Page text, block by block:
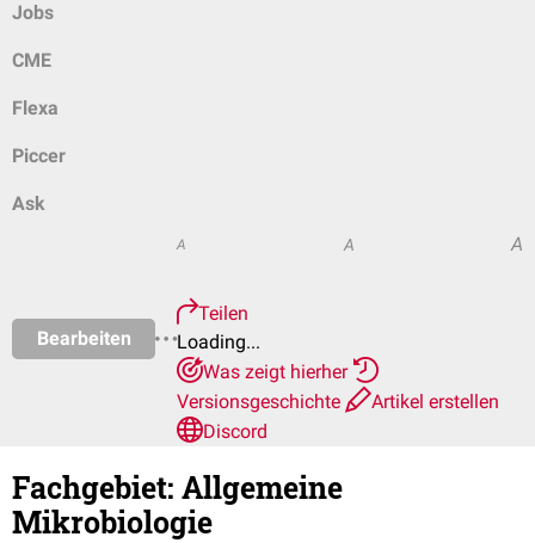
Jobs
CME
Flexa
Piccer
Ask
Bearbeiten
A A A
Teilen
Loading...
Was zeigt hierher
Versionsgeschichte
Artikel erstellen
Discord
Fachgebiet: Allgemeine
Mikrobiologie